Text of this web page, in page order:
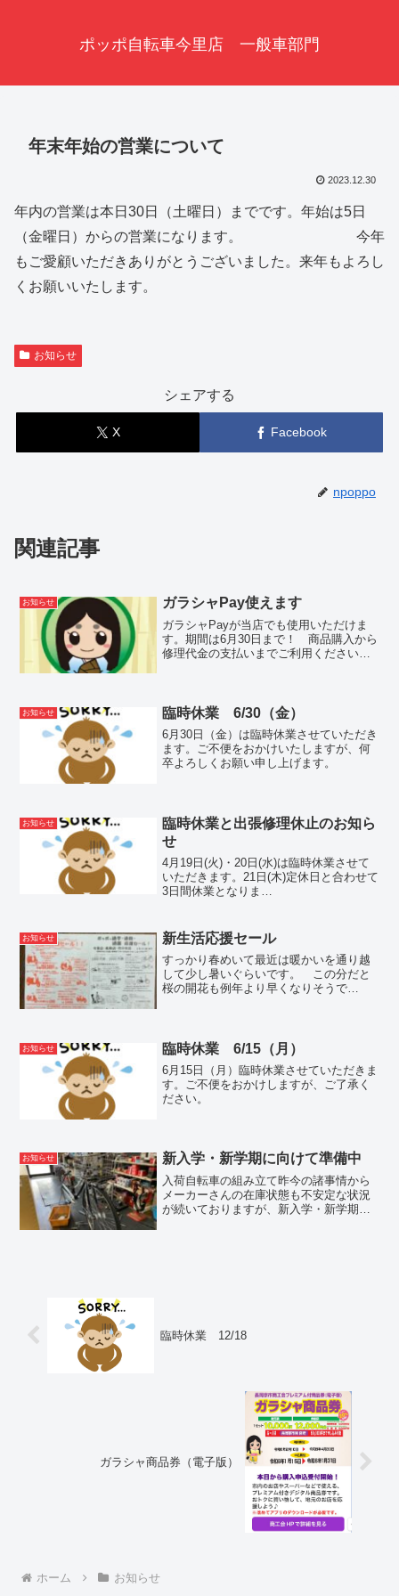
ポッポ自転車今里店 一般車部門
年末年始の営業について
2023.12.30
年内の営業は本日30日（土曜日）までです。年始は5日
（金曜日）からの営業になります。 今年
もご愛顧いただきありがとうございました。来年もよろし
くお願いいたします。
お知らせ
シェアする
X Facebook
npoppo
関連記事
お知らせ ガラシャPay使えます
ガラシャPayが当店でも使用いただけま
す。期間は6月30日まで！ 商品購入から
修理代金の支払いまでご利用ください。
す。
お知らせ 臨時休業 6/30（金）
6月30日（金）は臨時休業させていただき
ます。ご不便をおかけいたしますが、何
卒よろしくお願い申し上げます。
お知らせ
臨時休業と出張修理休止のお知ら
せ
4月19日(火)・20日(水)は臨時休業させて
いただきます。21日(木)定休日と合わせて
3日間休業となりま
4月16日(土)～21
日(木)は出張修理...
お知らせ 新生活応援セール
すっかり春めいて最近は暖かいを通り越
して少し暑いぐらいです。 この分だと
桜の開花も例年より早くなりそうで
す。 毎年のことですが、この時...
お知らせ 臨時休業 6/15（月）
6月15日（月）臨時休業させていただきま
す。ご不便をおかけしますが、ご了承く
ださい。
お知らせ 新入学・新学期に向けて準備中
入荷自転車の組み立て昨今の諸事情から
メーカーさんの在庫状態も不安定な状況
が続いておりますが、新入学・新学期の
臨時休業 12/18
ガラシャ商品券（電子版）
ホーム お知らせ